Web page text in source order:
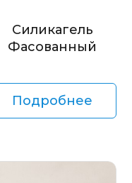
Силикагель
Фасованный
Подробнее